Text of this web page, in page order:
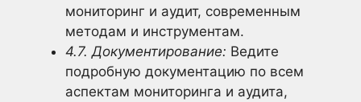
мониторинг и аудит, современным
методам и инструментам.
4.7. Документирование: Ведите
подробную документацию по всем
аспектам мониторинга и аудита,